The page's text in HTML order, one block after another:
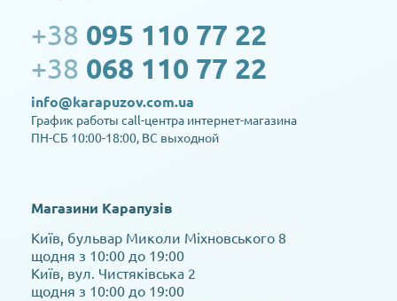
+38 095 110 77 22
+38 068 110 77 22
info@karapuzov.com.ua
График работы call-центра интернет-магазина
ПН-СБ 10:00-18:00, ВС выходной
Магазини Карапузів
Київ, бульвар Миколи Міхновського 8
щодня з 10:00 до 19:00
Київ, вул. Чистяківська 2
щодня з 10:00 до 19:00